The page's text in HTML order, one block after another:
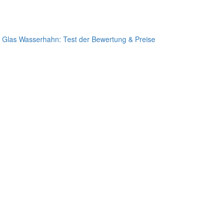
Glas Wasserhahn: Test der Bewertung & Preise